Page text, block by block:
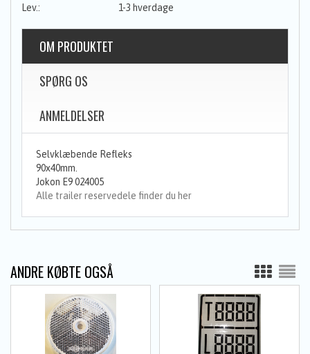
1-3 hverdage
OM PRODUKTET
SPØRG OS
ANMELDELSER
Selvklæbende Refleks
90x40mm.
Jokon E9 024005
Alle trailer reservedele finder du her
ANDRE KØBTE OGSÅ